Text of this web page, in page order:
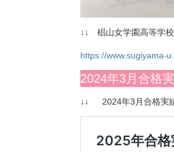
↓↓ 椙山女学園高等学
https://www.sugiyama-
2024年3月合
↓↓ 2024年3月合格